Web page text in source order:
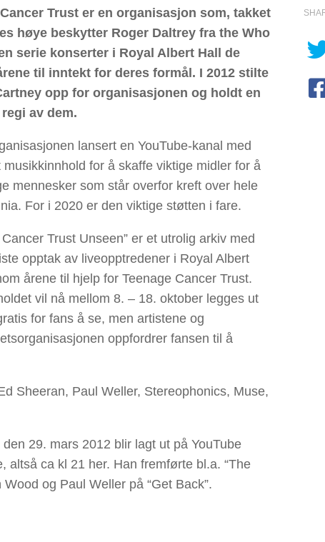
Trust er en organisasjon som, takket
høye beskytter Roger Daltrey fra the Who
serie konserter i Royal Albert Hall de
til inntekt for deres formål. I 2012 stilte
opp for organisasjonen og holdt en
av dem.
lansert en YouTube-kanal med
musikkinnhold for å skaffe viktige midler for å
mennesker som står overfor kreft over hele
For i 2020 er den viktige støtten i fare.
Cancer Trust Unseen” er et utrolig arkiv med
opptak av liveopptredener i Royal Albert
årene til hjelp for Teenage Cancer Trust.
vil nå mellom 8. – 18. oktober legges ut
for fans å se, men artistene og
oppfordrer fansen til å
Sheeran, Paul Weller, Stereophonics, Muse,
29. mars 2012 blir lagt ut på YouTube
altså ca kl 21 her. Han fremførte bl.a. “The
og Paul Weller på “Get Back”.